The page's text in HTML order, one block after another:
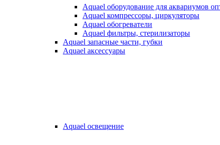
Aquael оборудование для аквариумов
Aquael компрессоры, циркуляторы
Aquael обогреватели
Aquael фильтры, стерилизаторы
Aquael запасные части, губки
Aquael аксессуары
Aquael освещение